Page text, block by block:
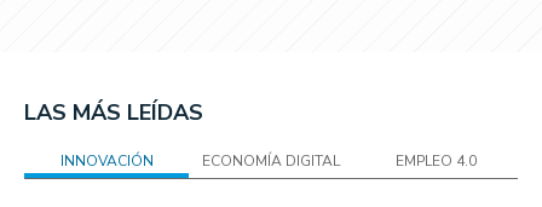
LAS MÁS LEÍDAS
INNOVACIÓN ECONOMÍA DIGITAL EMPLEO 4.0